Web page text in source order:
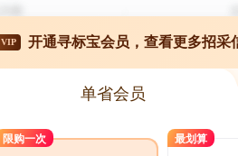
VIP 开通寻标宝会员，查看更多招采
单省会员
限购一次 最划算